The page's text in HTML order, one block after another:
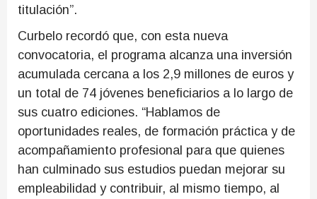
titulación”.
Curbelo recordó que, con esta nueva
convocatoria, el programa alcanza una inversión
acumulada cercana a los 2,9 millones de euros y
un total de 74 jóvenes beneficiarios a lo largo de
sus cuatro ediciones. “Hablamos de
oportunidades reales, de formación práctica y de
acompañamiento profesional para que quienes
han culminado sus estudios puedan mejorar su
empleabilidad y contribuir, al mismo tiempo, al